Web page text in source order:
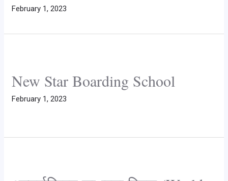
February 1, 2023
New Star Boarding School
February 1, 2023